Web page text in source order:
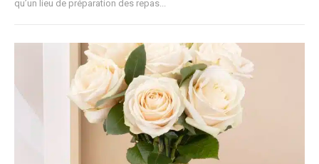
qu’un lieu de préparation des repas...